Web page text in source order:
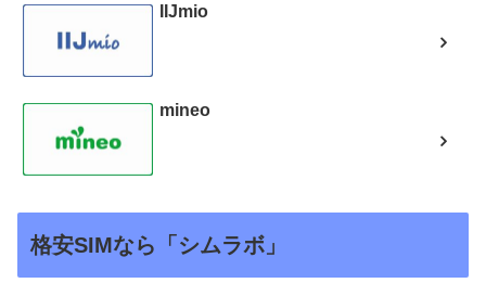
IIJmio
mineo
格安SIMなら「シムラボ」